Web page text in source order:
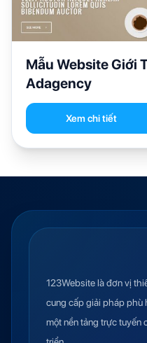
Mẫu Website Giới
Adagency
Xem chi tiết
123Website là đơn vị
cung cấp giải pháp phù
một nền tảng trực tuyến